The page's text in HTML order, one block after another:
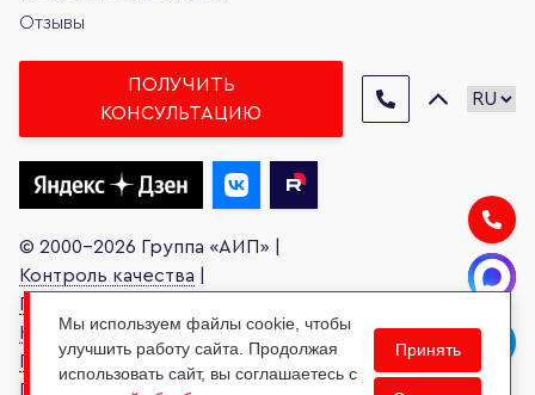
Мы используем файлы cookie, чтобы
улучшить работу сайта. Продолжая
использовать сайт, вы соглашаетесь с
Принять
Отзывы
ПОЛУЧИТЬ
КОНСУЛЬТАЦИЮ
© 2000-2026 Группа «АИП» |
Контроль качества
Письмо руководителю
Карта сайта|
Политика обработки персональных данных|
Права субъектов персональных данных